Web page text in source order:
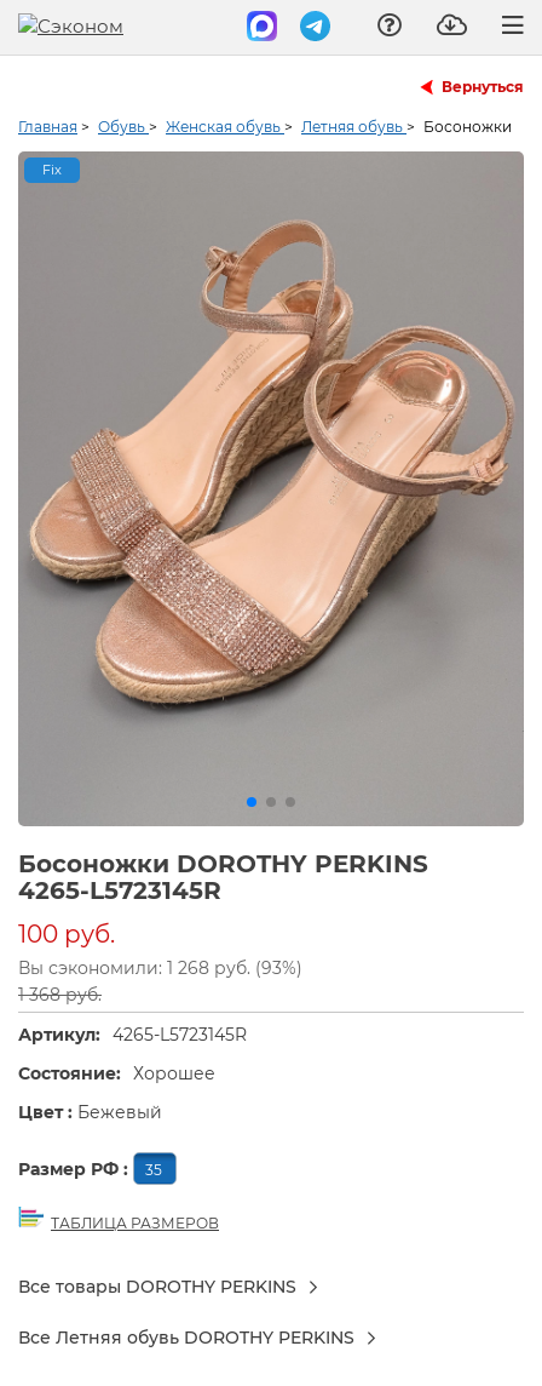
Вернуться
Главная > Обувь > Женская обувь > Летняя обувь > Босоножки
Fix
Босоножки DOROTHY PERKINS
4265-L5723145R
100 руб.
Вы сэкономили: 1 268 руб. (93%)
1 368 руб.
Артикул: 4265-L5723145R
Состояние: Хорошее
Цвет : Бежевый
Размер РФ : 35
ТАБЛИЦА РАЗМЕРОВ
Все товары DOROTHY PERKINS
Все Летняя обувь DOROTHY PERKINS